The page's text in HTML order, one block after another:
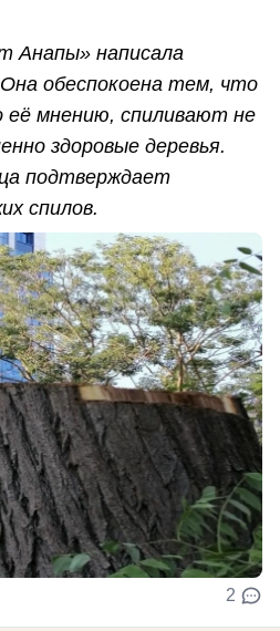
Анапы» написала
обеспокоена тем, что
её мнению, спиливают не
здоровые деревья.
подтверждает
спилов.
2